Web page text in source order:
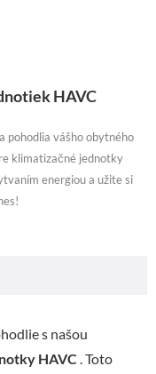
HAVC
pohodlia vášho obytného
klimatizačné jednotky
energiou a užite si
s našou
HAVC . Toto